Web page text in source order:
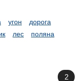
угон
дорога
лес
поляна
2